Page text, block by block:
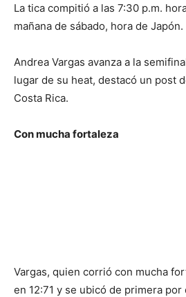
La tica compitió a las 7:30 p.m.
mañana de sábado, hora de Japón.
Andrea Vargas avanza a la
lugar de su heat, destacó un post
Costa Rica.
Con mucha fortaleza
Vargas, quien corrió con mucha
en 12:71 y se ubicó de primera